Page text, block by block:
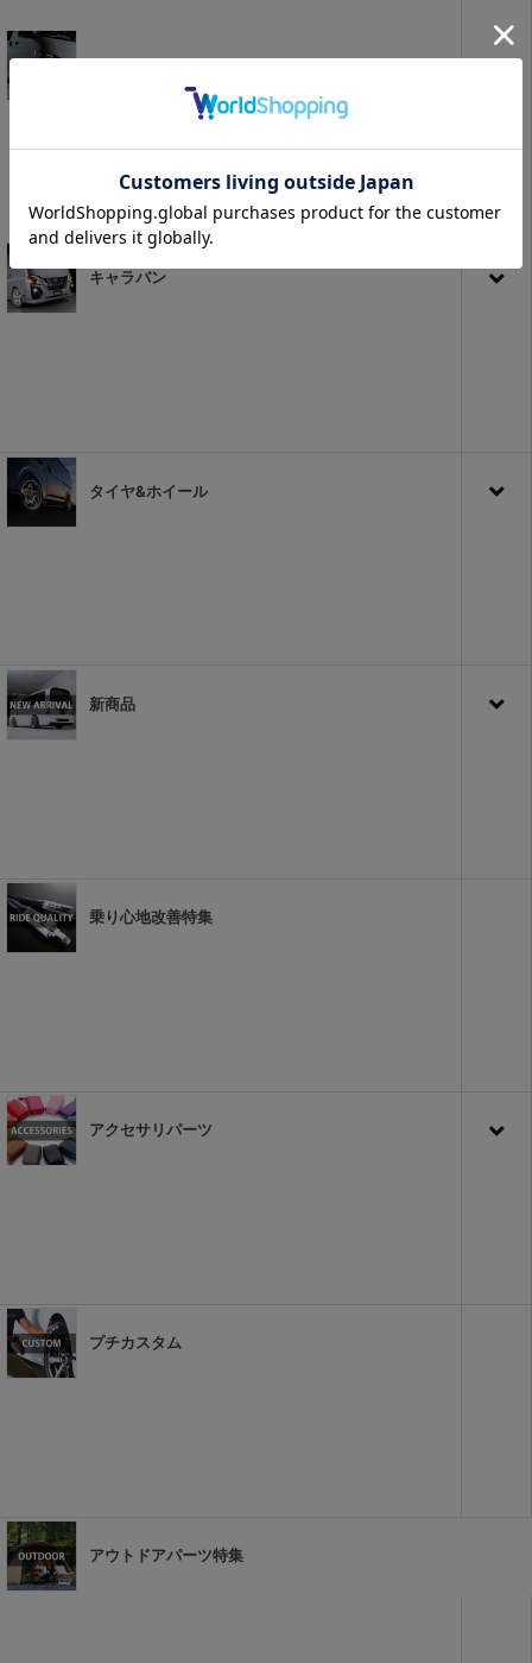
キャラバン
タイヤ&ホイール
新商品
乗り心地改善特集
アクセサリパーツ
プチカスタム
アウトドアパーツ特集